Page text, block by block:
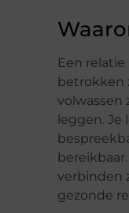
Een
betrokken
volwassen
leggen. Je
verbinden
gezonde